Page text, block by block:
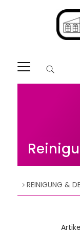
Inhalt
REINIGUNG &